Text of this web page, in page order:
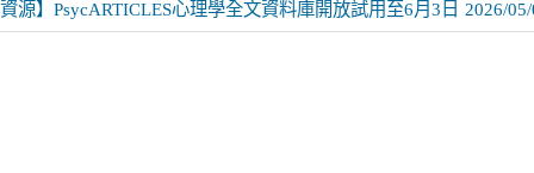
源】PsycARTICLES心理學全文資料庫開放試用至6月3日 2026/